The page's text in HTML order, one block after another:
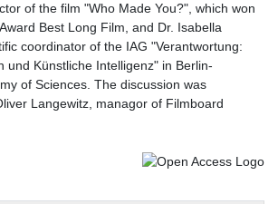
of the film "Who Made You?", which won
Best Long Film, and Dr. Isabella
coordinator of the IAG "Verantwortung:
und Künstliche Intelligenz" in Berlin-
of Sciences. The discussion was
Langewitz, managor of Filmboard